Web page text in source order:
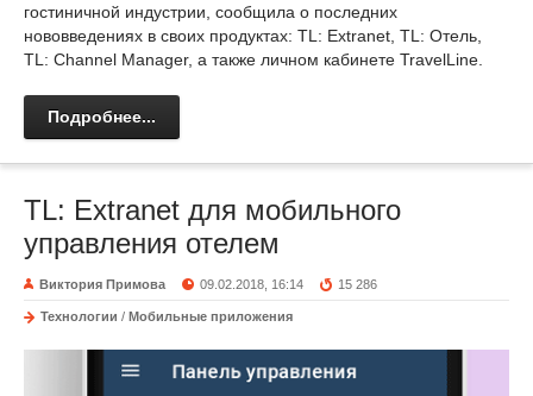
гостиничной индустрии, сообщила о последних
нововведениях в своих продуктах: TL: Extranet, TL: Отель,
TL: Channel Manager, а также личном кабинете TravelLine.
Подробнее...
TL: Extranet для мобильного
управления отелем
Виктория Примова 09.02.2018, 16:14 15 286
Технологии / Мобильные приложения